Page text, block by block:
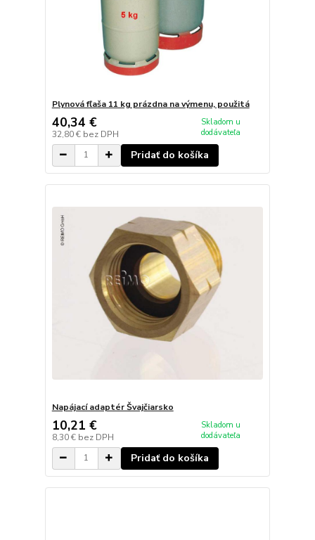
Plynová fľaša 11 kg prázdna na výmenu, použitá
40,34 €
32,80 € bez DPH
Skladom u
dodávateľa
Pridať do košíka
Napájací adaptér Švajčiarsko
10,21 €
8,30 € bez DPH
Skladom u
dodávateľa
Pridať do košíka